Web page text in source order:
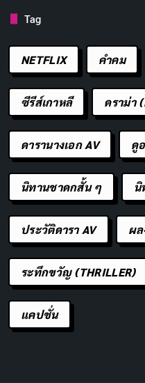
Tag
NETFLIX คำคม
ซีรีส์เกาหลี ดราม่า
ดารานางเอก AV ดู
นิทานชาดกสั้น ๆ นิ
ประวัติดารา AV ผล
ระทึกขวัญ (THRILLER)
แคปชั่น